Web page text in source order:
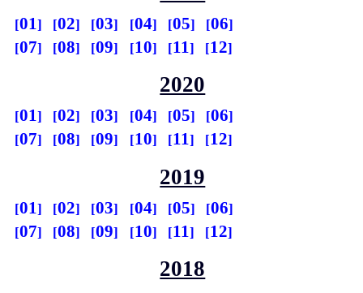
01 02 03 04 05
06
07
08 09 10 11 12
2020
01 02 03 04 05
06
07
08 09 10 11 12
2019
01 02 03 04 05
06
07
08 09 10 11 12
2018